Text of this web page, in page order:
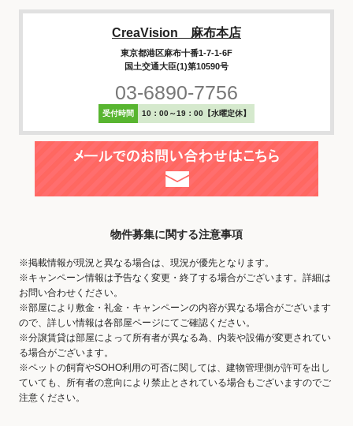
CreaVision 麻布本店
東京都港区麻布十番1-7-1-6F
国土交通大臣(1)第10590号
03-6890-7756
受付時間 10：00～19：00【水曜定休】
物件募集に関する注意事項
※掲載情報が現況と異なる場合は、現況が優先となります。
※キャンペーン情報は予告なく変更・終了する場合がございます。詳細は
お問い合わせください。
※部屋により敷金・礼金・キャンペーンの内容が異なる場合がございます
ので、詳しい情報は各部屋ページにてご確認ください。
※分譲賃貸は部屋によって所有者が異なる為、内装や設備が変更されてい
る場合がございます。
※ペットの飼育やSOHO利用の可否に関しては、建物管理側が許可を出し
ていても、所有者の意向により禁止とされている場合もございますのでご
注意ください。